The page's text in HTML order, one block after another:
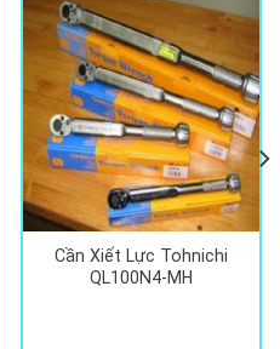
Cần Xiết Lực Tohnichi
QL100N4-MH